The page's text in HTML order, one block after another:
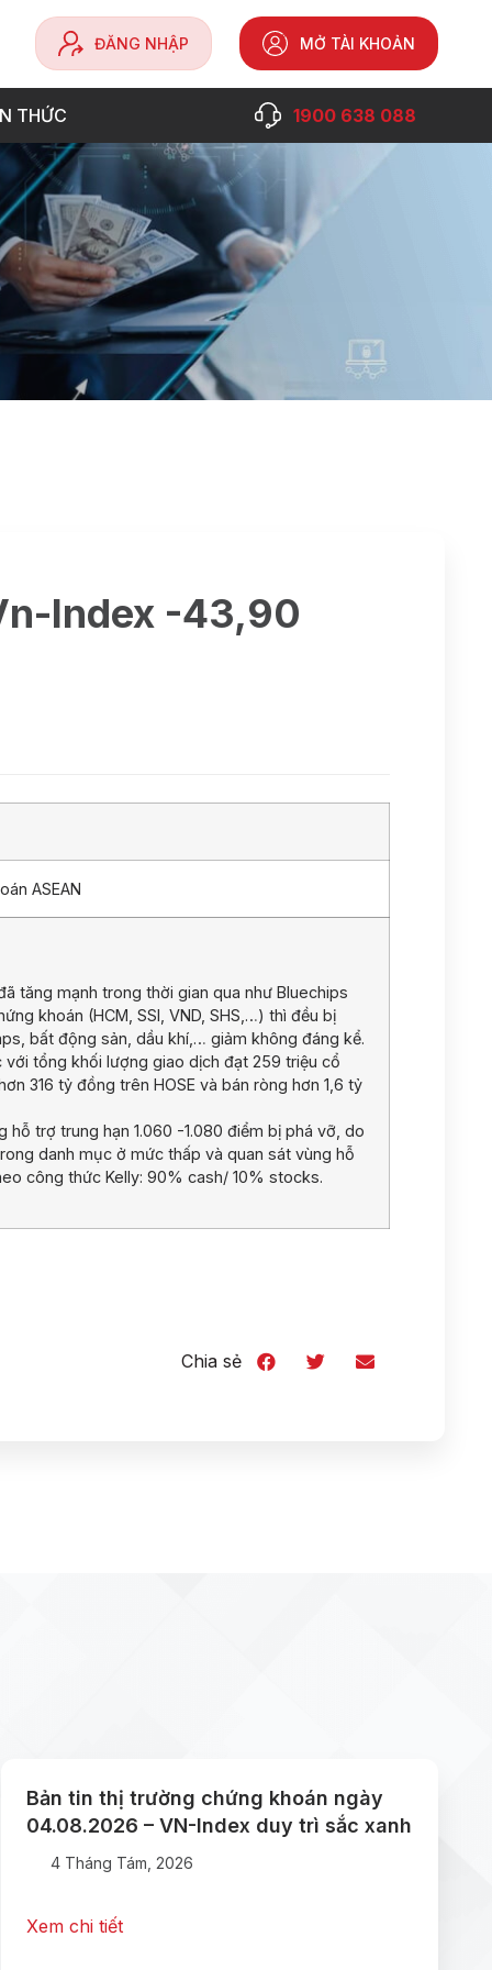
ĐĂNG NHẬP MỞ TÀI KHOẢN
THỨC 1900 638 088
Index -43,90
ASEAN
tăng mạnh trong thời gian qua như Bluechips
khoán (HCM, SSI, VND, SHS,…) thì đều bị
bất động sản, dầu khí,… giảm không đáng kể.
tổng khối lượng giao dịch đạt 259 triệu cổ
316 tỷ đồng trên HOSE và bán ròng hơn 1,6 tỷ
trợ trung hạn 1.060 -1.080 điểm bị phá vỡ, do
danh mục ở mức thấp và quan sát vùng hỗ
công thức Kelly: 90% cash/ 10% stocks.
Chia sẻ
Bản tin thị trường chứng khoán ngày
04.08.2026 – VN-Index duy trì sắc xanh
4 Tháng Tám, 2026
Xem chi tiết